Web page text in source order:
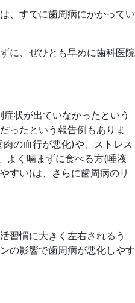
、すでに歯周病にかかってい
に、ぜひとも早めに歯科医院
状が出ていなかったという
ったという報告例もありま
の血行が悪化)や、ストレス
よく噛まずに食べる方(唾液
すい)は、さらに歯周病のリ
習慣に大きく左右されるう
の影響で歯周病が悪化しやす